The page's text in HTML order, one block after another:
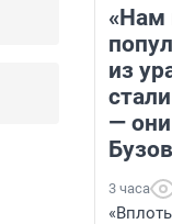
«Нам
из
—
3 часа